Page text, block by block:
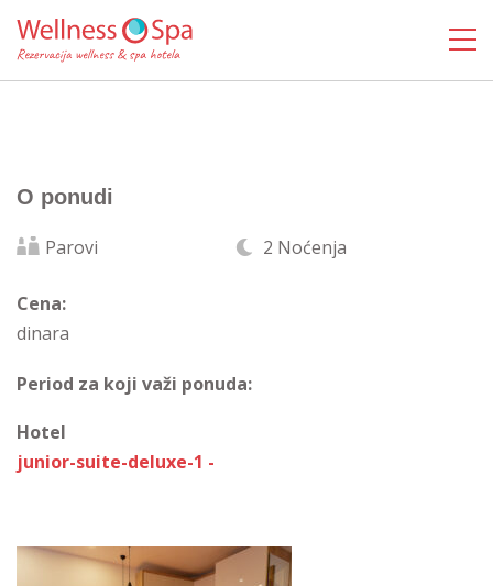
O ponudi
Parovi 2 Noćenja
Cena:
dinara
Period za koji važi ponuda:
Hotel
junior-suite-deluxe-1 -